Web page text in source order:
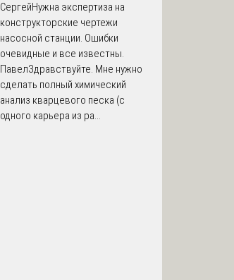
СергейНужна экспертиза на
конструкторские чертежи
насосной станции. Ошибки
очевидные и все известны.
ПавелЗдравствуйте. Мне нужно
сделать полный химический
анализ кварцевого песка (с
одного карьера из ра...